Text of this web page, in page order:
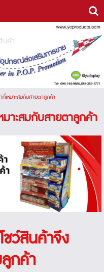
นค้า
เหมาะสมกับสายตาลูกค้า
มาะสมกับสายตาลูกค้า
ชว์สินค้าจึง
กค้า